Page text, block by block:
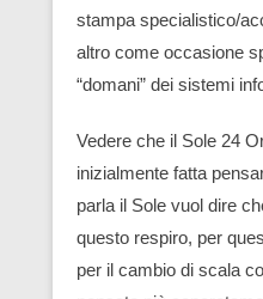
stampa specialistico/
altro come occasione
“domani” dei sistemi
Vedere che il Sole 24
inizialmente fatta
parla il Sole vuol dire
questo respiro, per
per il cambio di scala